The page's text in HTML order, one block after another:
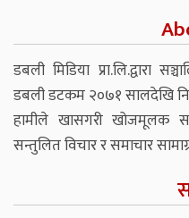
डबली मिडिया प्रा.लि.द्वारा
डबली डटकम २०७१ सालदेखि
हामीले खासगरी खोजमूलक
सन्तुलित विचार र समाचार